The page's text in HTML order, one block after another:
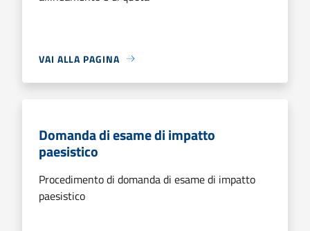
VAI ALLA PAGINA
Domanda di esame di impatto
paesistico
Procedimento di domanda di esame di impatto
paesistico